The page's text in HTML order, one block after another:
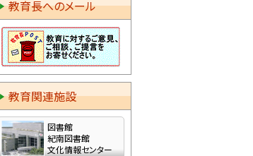
教育長へのメール
教育関連施設
図書館
紀南図書館
文化情報センター